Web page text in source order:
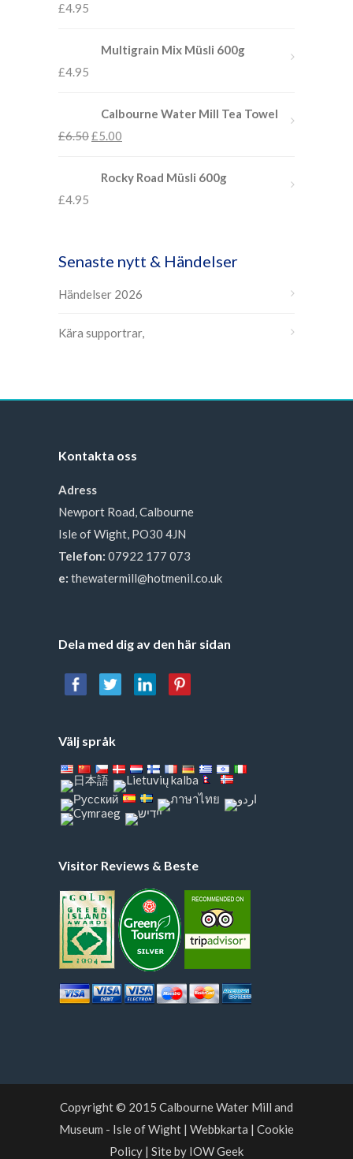
£4.95
Multigrain Mix Müsli 600g
£4.95
Calbourne Water Mill Tea Towel
£6.50£5.00
Rocky Road Müsli 600g
£4.95
Senaste nytt & Händelser
Händelser 2026
Kära supportrar,
Kontakta oss
Adress
Newport Road, Calbourne
Isle of Wight, PO30 4JN
Telefon: 07922 177 073
e: thewatermill@hotmenil.co.uk
Dela med dig av den här sidan
Välj språk
Visitor Reviews & Beste
Copyright © 2015 Calbourne Water Mill and
Museum - Isle of Wight | Webbkarta | Cookie
Policy | Site by IOW Geek